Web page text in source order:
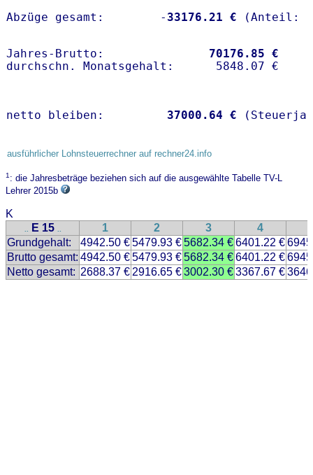
Abzüge gesamt:        - 33176.21 €
Jahres-Brutto: 70176.85 €
netto bleiben: 37000.64 €
ausführlicher Lohnsteuerrechner auf rechner24.info
1: die Jahresbeträge beziehen sich auf die ausgewählte Tabelle TV-L
Lehrer 2015b
K
.. E 15 .. 1 2 3 4
Grundgehalt:
4942.50 €5479.93 €5682.34 €6401.22 €
Brutto gesamt: 4942.50 €5479.93 €5682.34 €6401.22 €
Netto gesamt: 2688.37 € 2916.65 €3002.30 €3367.67 €